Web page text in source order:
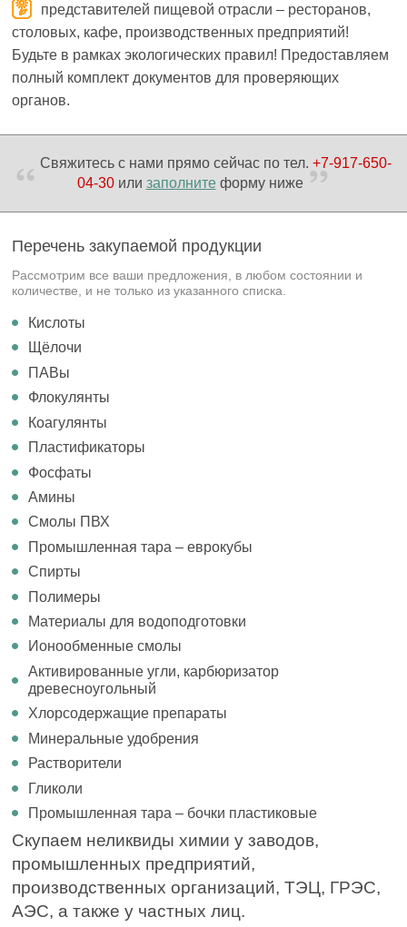
представителей пищевой отрасли – ресторанов,
столовых, кафе, производственных предприятий!
Будьте в рамках экологических правил! Предоставляем
полный комплект документов для проверяющих
органов.
Свяжитесь с нами прямо сейчас по тел. +7-917-650-
04-30или заполнитеформу ниже
Переченьзакупаемой продукции
Рассмотрим все ваши предложения, в любом состоянии и
количестве, и не только из указанного списка.
Кислоты
Щёлочи
ПАВы
Флокулянты
Коагулянты
Пластификаторы
Фосфаты
Амины
Смолы ПВХ
Промышленная тара – еврокубы
Спирты
Полимеры
Материалы для водоподготовки
Ионообменные смолы
Активированные угли, карбюризатор
древесноугольный
Хлорсодержащие препараты
Минеральные удобрения
Растворители
Гликоли
Промышленная тара – бочки пластиковые
Скупаем неликвиды химии у заводов,
промышленных предприятий,
производственных организаций, ТЭЦ, ГРЭС,
АЭС, а также у частных лиц.